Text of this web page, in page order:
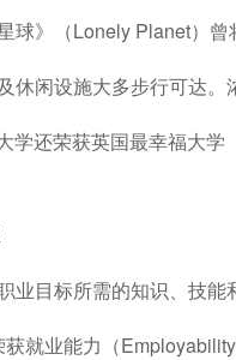
》（Lonely Planet）曾
休闲设施大多步行可达
还荣获英国最幸福大学
目标所需的知识、技能
就业能力（